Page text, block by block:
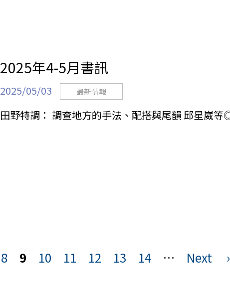
2025年4-5月書訊
2025/05/03 最新情報
田野特調： 調查地方的手法、配搭與尾韻 邱星崴
8 9 10 11 12 13 14 … Next ›